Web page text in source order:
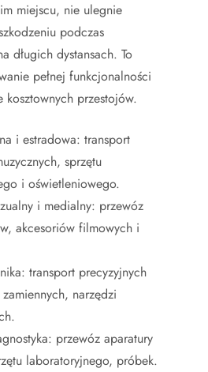
miejscu, nie ulegnie
podczas
długich dystansach. To
pełnej funkcjonalności
kosztownych przestojów.
i estradowa: transport
sprzętu
i oświetleniowego.
i medialny: przewóz
akcesoriów filmowych i
transport precyzyjnych
narzędzi
przewóz aparatury
laboratoryjnego, próbek.